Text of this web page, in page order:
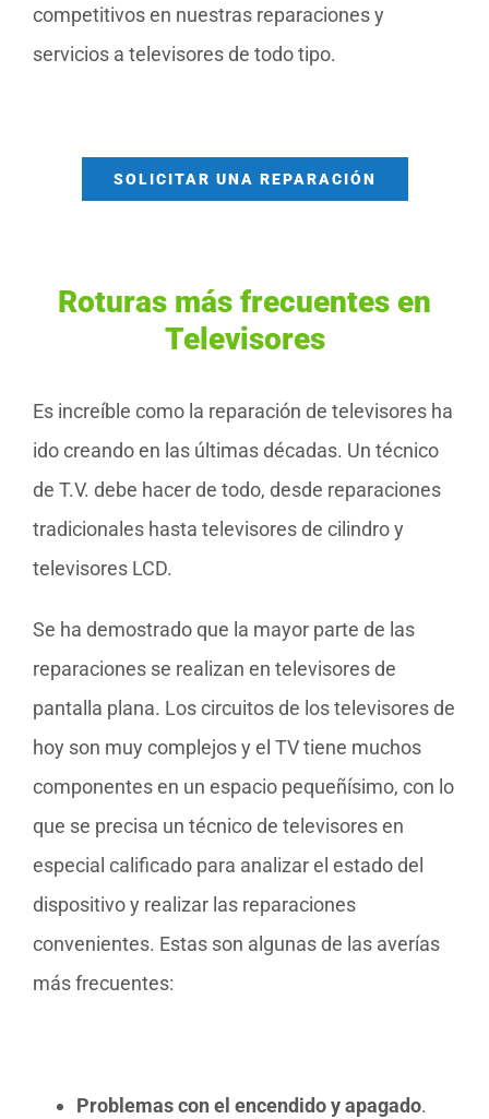
competitivos en nuestras reparaciones y
servicios a televisores de todo tipo.
SOLICITAR UNA REPARACIÓN
Roturas más frecuentes en
Televisores
Es increíble como la reparación de televisores ha
ido creando en las últimas décadas. Un técnico
de T.V. debe hacer de todo, desde reparaciones
tradicionales hasta televisores de cilindro y
televisores LCD.
Se ha demostrado que la mayor parte de las
reparaciones se realizan en televisores de
pantalla plana. Los circuitos de los televisores de
hoy son muy complejos y el TV tiene muchos
componentes en un espacio pequeñísimo, con lo
que se precisa un técnico de televisores en
especial calificado para analizar el estado del
dispositivo y realizar las reparaciones
convenientes. Estas son algunas de las averías
más frecuentes:
Problemas con el encendido y apagado.